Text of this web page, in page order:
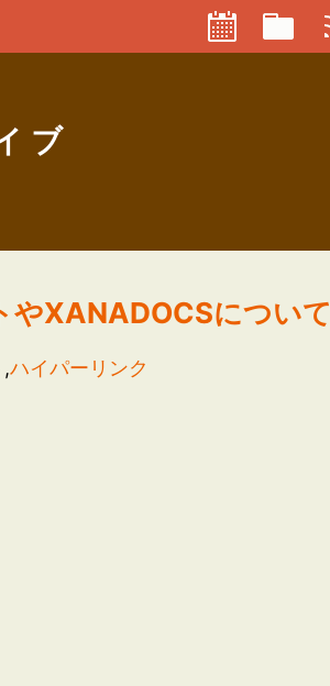
ブ
やXANADOCSについて
,ハイパーリンク